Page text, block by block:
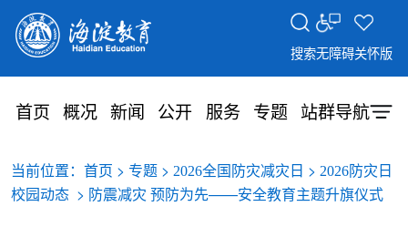
搜索无障碍关怀版
首页 概况 新闻 公开 服务 专题 站群导航
当前位置： 首页 > 专题> 2026全国防灾减灾日 > 2026防灾日
校园动态> 防震减灾 预防为先——安全教育主题升旗仪式